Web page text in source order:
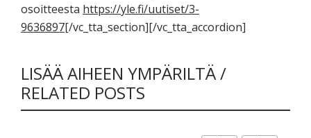
osoitteesta https://yle.fi/uutiset/3-
9636897[/vc_tta_section][/vc_tta_accordion]
LISÄÄ AIHEEN YMPÄRILTÄ /
RELATED POSTS